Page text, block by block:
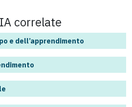
correlate
e dell’apprendimento